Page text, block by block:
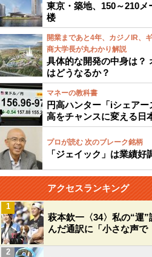
東京・築地、150～210
楼
開業まであと4年、カジノIR、
商大学長が丸わかり解説
具体的な開発の中身は？
はどうなるか？
マネーの教科書
円高ハンター「iシェア
高をチャンスに変える日
プロが読む 次のブレーク銘柄
「ジェイック」は業績
アクセスランキング
萩本欽一〈34〉私の“運
んだ通訳に「小さな声で
1
2